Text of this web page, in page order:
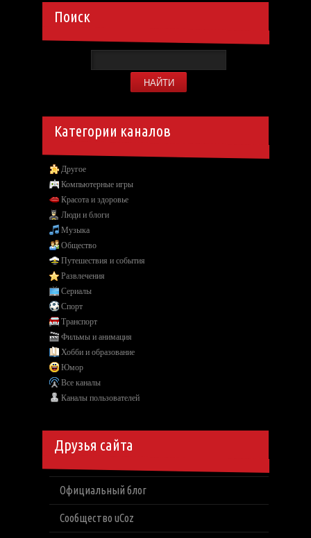
Поиск
Категории каналов
Другое
Компьютерные игры
Красота и здоровье
Люди и блоги
Музыка
Общество
Путешествия и события
Развлечения
Сериалы
Спорт
Транспорт
Фильмы и анимация
Хобби и образование
Юмор
Все каналы
Каналы пользователей
Друзья сайта
Официальный блог
Сообщество uCoz